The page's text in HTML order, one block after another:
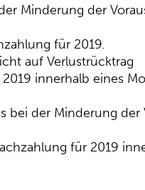
Minderung der
für 2019.
auf Verlustrücktrag
innerhalb eines
bei der Minderung der
für 2019